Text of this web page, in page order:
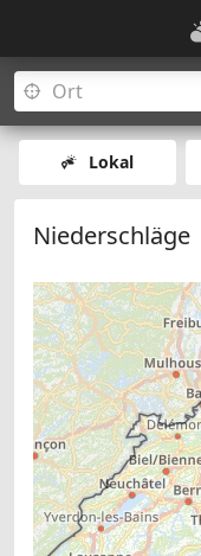
Lokal
Niederschläge